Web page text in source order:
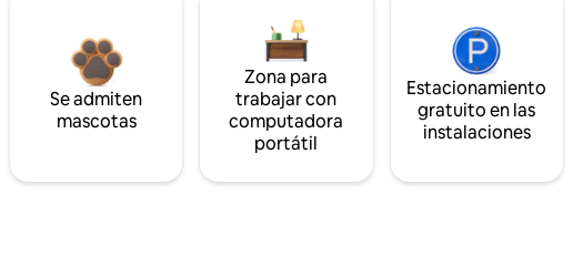
Se admiten
mascotas
Zona para
trabajar con
computadora
portátil
Estacionamiento
gratuito en las
instalaciones